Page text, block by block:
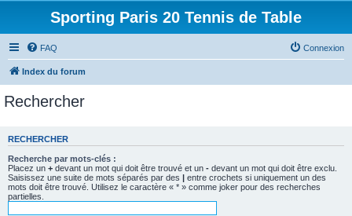
Sporting Paris 20 Tennis de Table
FAQ Connexion
Index du forum
Rechercher
RECHERCHER
Recherche par mots-clés :
Placez un + devant un mot qui doit être trouvé et un - devant un mot qui doit être exclu.
Saisissez une suite de mots séparés par des | entre crochets si uniquement un des
mots doit être trouvé. Utilisez le caractère « * » comme joker pour des recherches
partielles.